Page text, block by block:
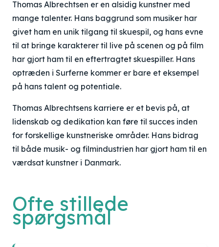
Thomas Albrechtsen er en alsidig kunstner med
mange talenter. Hans baggrund som musiker har
givet ham en unik tilgang til skuespil, og hans evne
til at bringe karakterer til live på scenen og på film
har gjort ham til en eftertragtet skuespiller. Hans
optræden i Surferne kommer er bare et eksempel
på hans talent og potentiale.
Thomas Albrechtsens karriere er et bevis på, at
lidenskab og dedikation kan føre til succes inden
for forskellige kunstneriske områder. Hans bidrag
til både musik- og filmindustrien har gjort ham til en
værdsat kunstner i Danmark.
Ofte stillede
spørgsmål